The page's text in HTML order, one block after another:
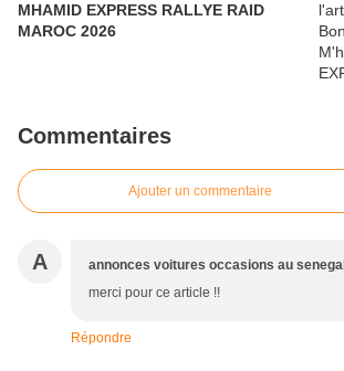
MHAMID EXPRESS RALLYE RAID
MAROC 2026
Commentaires
Ajouter un commentaire
A annonces voitures occasions au senegal
merci pour ce article !!
Répondre